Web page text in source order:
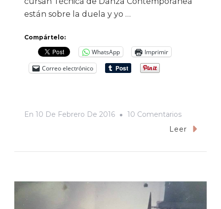
están sobre la duela y yo …
Compártelo:
WhatsApp
Imprimir
Correo electrónico
En 10 De Febrero De 2016 10 ComentariosEn
“O
Vive
Leer